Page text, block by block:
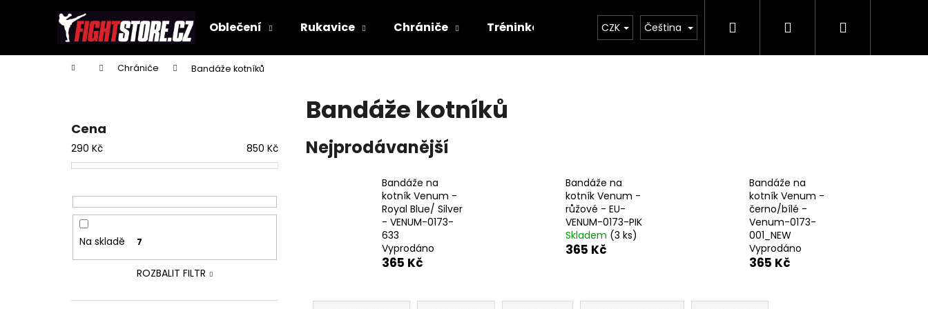
Oblečení Rukavice Chrániče Tréninkové vybavení Kimona Kontakty Značky
CZK Čeština Hledat PřihlášeníNákupní
Domů Chrániče Bandáže kotníků
Cena
290 Kč 850 Kč
Na skladě 7
ROZBALIT FILTR
Bandáže kotníků
Nejprodávanější
Bandáže na
kotník Venum -
Royal Blue/ Silver
- VENUM-0173-
633
Vyprodáno
365 Kč
Bandáže na
kotník Venum -
růžové - EU-
VENUM-0173-PIK
Skladem (3 ks)
365 Kč
Bandáže na
kotník Venum -
černo/bílé -
Venum-0173-
001_NEW
Vyprodáno
365 Kč
Ř
í
Zpět
do
Zpět
do
Doporučujeme